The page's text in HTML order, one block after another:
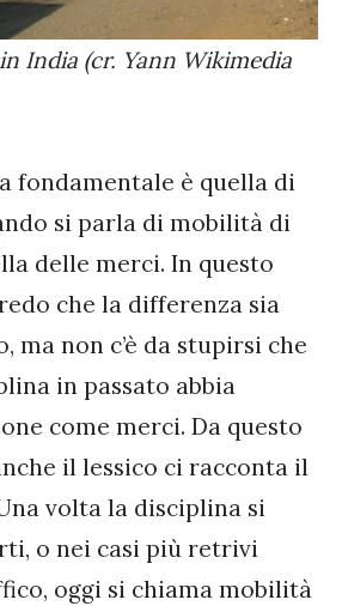
India (cr. Yann Wikimedia
fondamentale è quella di
si parla di mobilità di
delle merci. In questo
che la differenza sia
ma non c’è da stupirsi che
in passato abbia
come merci. Da questo
il lessico ci racconta il
volta la disciplina si
o nei casi più retrivi
oggi si chiama mobilità